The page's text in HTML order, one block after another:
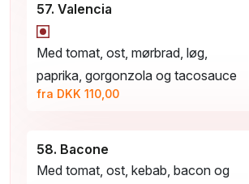
57. Valencia
Med tomat, ost, mørbrad, løg,
paprika, gorgonzola og tacosauce
fra DKK 110,00
58. Bacone
Med tomat, ost, kebab, bacon og